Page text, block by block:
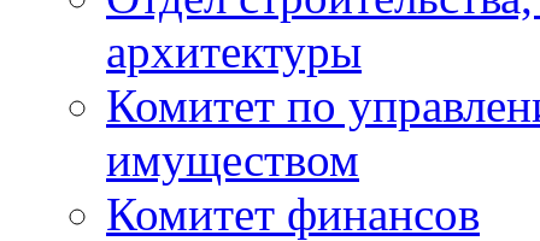
архитектуры
Комитет по
имуществом
Комитет финансов